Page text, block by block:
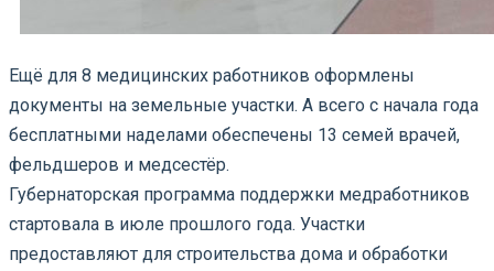
Ещё для 8 медицинских работников оформлены
документы на земельные участки. А всего с начала года
бесплатными наделами обеспечены 13 семей врачей,
фельдшеров и медсестёр.
Губернаторская программа поддержки медработников
стартовала в июле прошлого года. Участки
предоставляют для строительства дома и обработки